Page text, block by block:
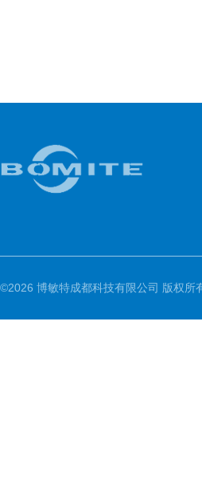
©2026 博敏特成都科技有限公司 版权所